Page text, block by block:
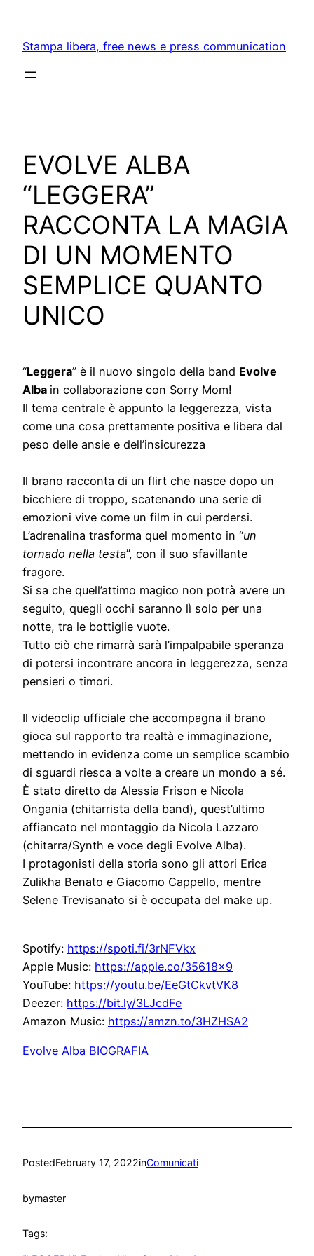
content
Stampa libera, free news e press communication
EVOLVE ALBA
“LEGGERA”
RACCONTA LA MAGIA
DI UN MOMENTO
SEMPLICE QUANTO
UNICO
“Leggera” è il nuovo singolo della band Evolve
Alba in collaborazione con Sorry Mom!
Il tema centrale è appunto la leggerezza, vista
come una cosa prettamente positiva e libera dal
peso delle ansie e dell’insicurezza
Il brano racconta di un flirt che nasce dopo un
bicchiere di troppo, scatenando una serie di
emozioni vive come un film in cui perdersi.
L’adrenalina trasforma quel momento in “un
tornado nella testa”, con il suo sfavillante
fragore.
Si sa che quell’attimo magico non potrà avere un
seguito, quegli occhi saranno lì solo per una
notte, tra le bottiglie vuote.
Tutto ciò che rimarrà sarà l’impalpabile speranza
di potersi incontrare ancora in leggerezza, senza
pensieri o timori.
Il videoclip ufficiale che accompagna il brano
gioca sul rapporto tra realtà e immaginazione,
mettendo in evidenza come un semplice scambio
di sguardi riesca a volte a creare un mondo a sé.
È stato diretto da Alessia Frison e Nicola
Ongania (chitarrista della band), quest’ultimo
affiancato nel montaggio da Nicola Lazzaro
(chitarra/Synth e voce degli Evolve Alba).
I protagonisti della storia sono gli attori Erica
Zulikha Benato e Giacomo Cappello, mentre
Selene Trevisanato si è occupata del make up.
Spotify: https://spoti.fi/3rNFVkx
Apple Music: https://apple.co/35618×9
YouTube: https://youtu.be/EeGtCkvtVK8
Deezer: https://bit.ly/3LJcdFe
Amazon Music: https://amzn.to/3HZHSA2
Evolve Alba BIOGRAFIA
PostedFebruary 17, 2022inComunicati
bymaster
Tags: